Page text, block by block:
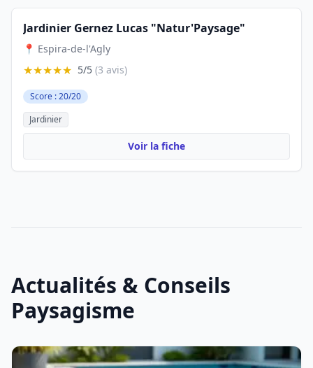
Jardinier Gernez Lucas "Natur'Paysage"
📍 Espira-de-l'Agly
★★★★★ 5/5 (3 avis)
Score : 20/20
Jardinier
Voir la fiche
Actualités & Conseils
Paysagisme